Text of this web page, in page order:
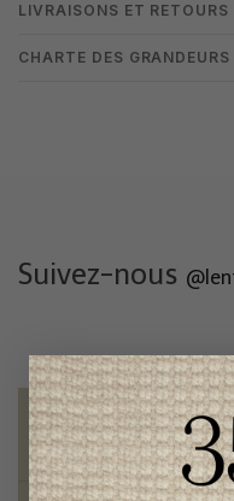
LIVRAISONS ET RETOURS
CHARTE DES GRANDEURS
Suivez-nous
Livraison gratuite
sur toute